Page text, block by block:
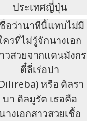
ประเทศญี่ปุ่น
อว่านาทีนี้แทบไม่มี
ครที่ไม่รู้จักนางเอก
วสวยจากแดนมังกร
ตี๋ลี่เร่อปา
หรือ ดิลรา
บา ดิลมูรัต เธอคือ
นางเอกสาวสวยเชื้อ